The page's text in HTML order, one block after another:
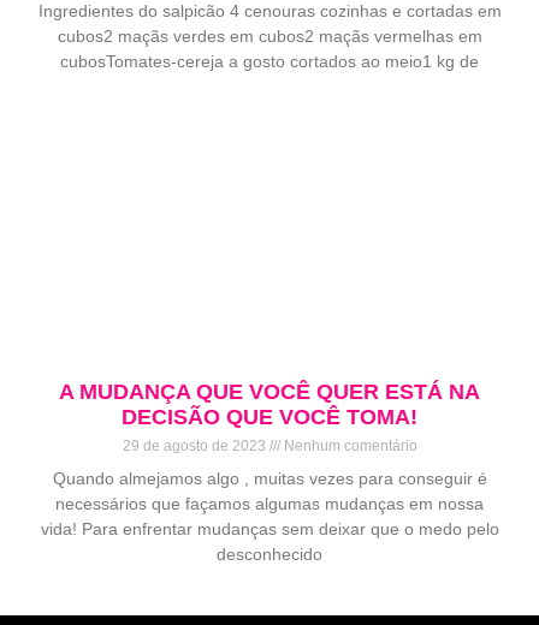
Ingredientes do salpicão 4 cenouras cozinhas e cortadas em
cubos2 maçãs verdes em cubos2 maçãs vermelhas em
cubosTomates-cereja a gosto cortados ao meio1 kg de
A MUDANÇA QUE VOCÊ QUER ESTÁ NA
DECISÃO QUE VOCÊ TOMA!
29 de agosto de 2023 Nenhum comentário
Quando almejamos algo , muitas vezes para conseguir é
necessários que façamos algumas mudanças em nossa
vida! Para enfrentar mudanças sem deixar que o medo pelo
desconhecido